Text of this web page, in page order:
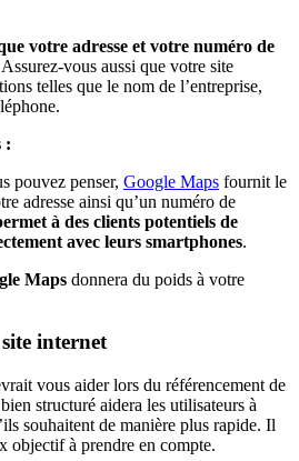
votre adresse et votre numéro de
Assurez-vous aussi que votre site
telles que le nom de l’entreprise,
:
pouvez penser, Google Maps fournit le
adresse ainsi qu’un numéro de
à des clients potentiels de
avec leurs smartphones.
Maps donnera du poids à votre
internet
vous aider lors du référencement de
structuré aidera les utilisateurs à
souhaitent de manière plus rapide. Il
objectif à prendre en compte.